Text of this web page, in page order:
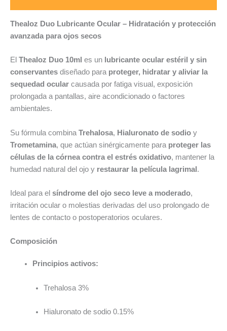
Thealoz Duo Lubricante Ocular – Hidratación y protección
avanzada para ojos secos
El Thealoz Duo 10ml es un lubricante ocular estéril y sin
conservantes diseñado para proteger, hidratar y aliviar la
sequedad ocular causada por fatiga visual, exposición
prolongada a pantallas, aire acondicionado o factores
ambientales.
Su fórmula combina Trehalosa, Hialuronato de sodio y
Trometamina, que actúan sinérgicamente para proteger las
células de la córnea contra el estrés oxidativo, mantener la
humedad natural del ojo y restaurar la película lagrimal .
Ideal para el síndrome del ojo seco leve a moderado,
irritación ocular o molestias derivadas del uso prolongado de
lentes de contacto o postoperatorios oculares.
Composición
Principios activos:
Trehalosa 3%
Hialuronato de sodio 0.15%